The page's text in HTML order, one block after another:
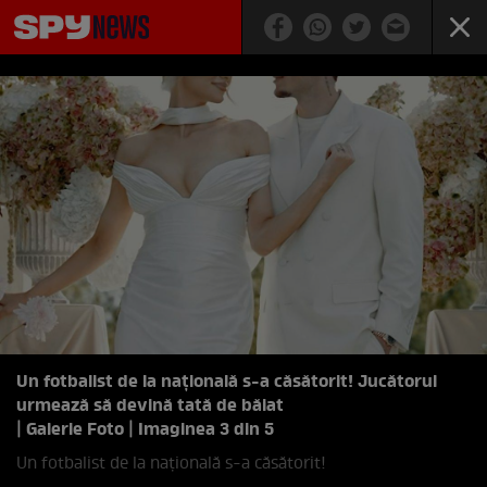
Un fotbalist de la națională s-a căsătorit! Jucătorul
urmează să devină tată de băiat
| Galerie Foto | Imaginea 3 din 5
Un fotbalist de la națională s-a căsătorit!